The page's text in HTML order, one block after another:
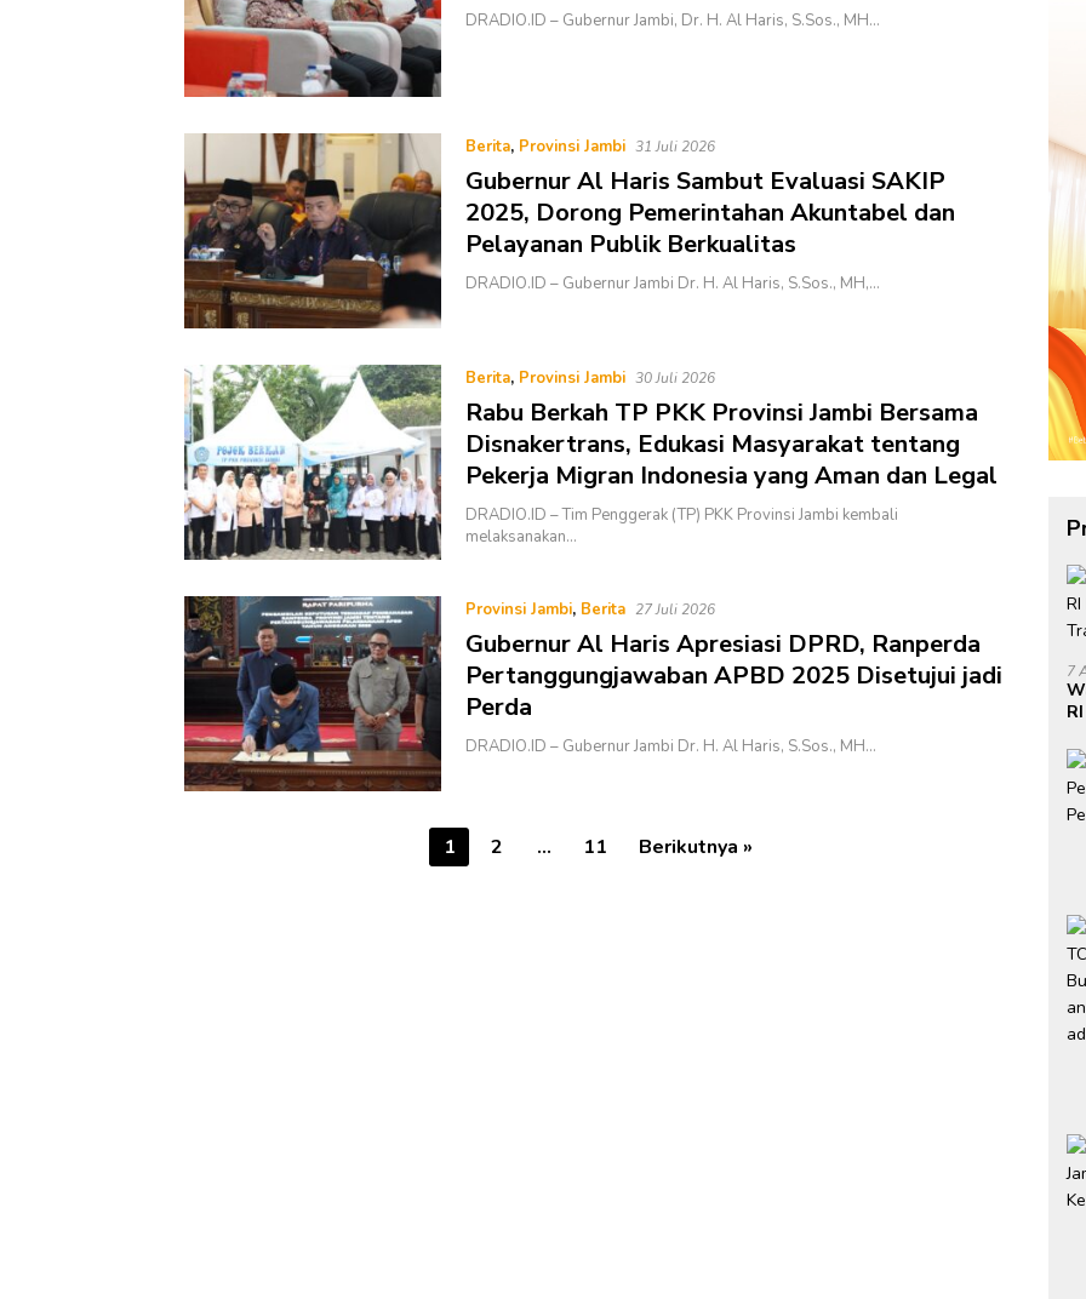
DRADIO.ID – Gubernur Jambi, Dr. H. Al Haris, S.Sos., MH…
Berita, Provinsi Jambi 31 Juli 2026
Gubernur Al Haris Sambut Evaluasi SAKIP
2025, Dorong Pemerintahan Akuntabel dan
Pelayanan Publik Berkualitas
DRADIO.ID – Gubernur Jambi Dr. H. Al Haris, S.Sos., MH,…
Berita, Provinsi Jambi 30 Juli 2026
Rabu Berkah TP PKK Provinsi Jambi Bersama
Disnakertrans, Edukasi Masyarakat tentang
Pekerja Migran Indonesia yang Aman dan Legal
DRADIO.ID – Tim Penggerak (TP) PKK Provinsi Jambi kembali
melaksanakan…
Provinsi Jambi, Berita 27 Juli 2026
Gubernur Al Haris Apresiasi DPRD, Ranperda
Pertanggungjawaban APBD 2025 Disetujui jadi
Perda
DRADIO.ID – Gubernur Jambi Dr. H. Al Haris, S.Sos., MH…
1 2 … 11 Berikutnya »
7
di